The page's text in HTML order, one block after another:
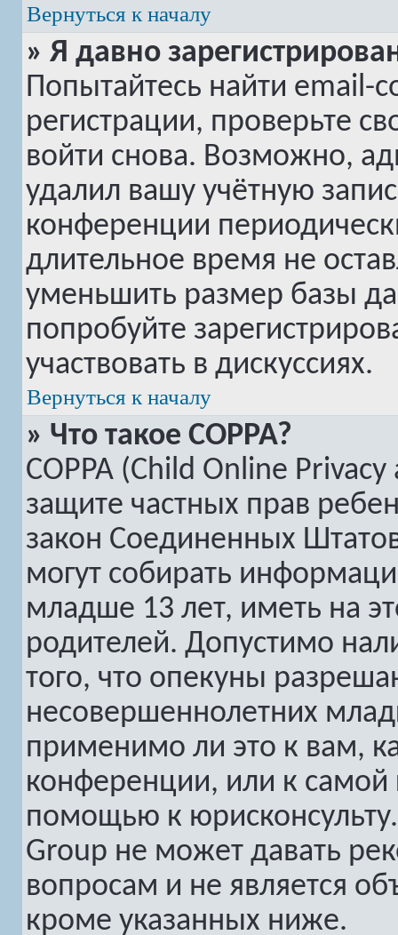
Вернуться к началу
» Я давно
Попытайтесь найти email-
регистрации, проверьте
войти снова. Возможно,
удалил вашу учётную
конференции
длительное время не
уменьшить размер базы
попробуйте
участвовать в дискуссиях.
Вернуться к началу
» Что такое COPPA?
COPPA (Child Online
защите частных прав
закон Соединенных
могут собирать
младше 13 лет, иметь на
родителей. Допустимо
того, что опекуны
несовершеннолетних
применимо ли это к вам,
конференции, или к самой
помощью к
Group не может давать
вопросам и не является
кроме указанных ниже.